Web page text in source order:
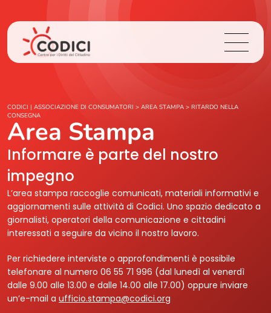
Chi Siamo
Cosa Facciamo
Area Stampa
Contatti
Login
CODICI | ASSOCIAZIONE DI CONSUMATORI > AREA STAMPA > RITARDO NELLA
CONSEGNA
Area Stampa
Informare è parte del nostro
impegno
L’area stampa raccoglie comunicati, materiali informativi e
aggiornamenti sulle attività di Codici. Uno spazio dedicato a
giornalisti, operatori della comunicazione e cittadini
interessati a seguire da vicino il nostro lavoro.
Per richiedere interviste o approfondimenti è possibile
telefonare al numero 06 55 71 996 (dal lunedì al venerdì
dalle 9.00 alle 13.00 e dalle 14.00 alle 17.00) oppure inviare
un’e-mail a ufficio.stampa@codici.org